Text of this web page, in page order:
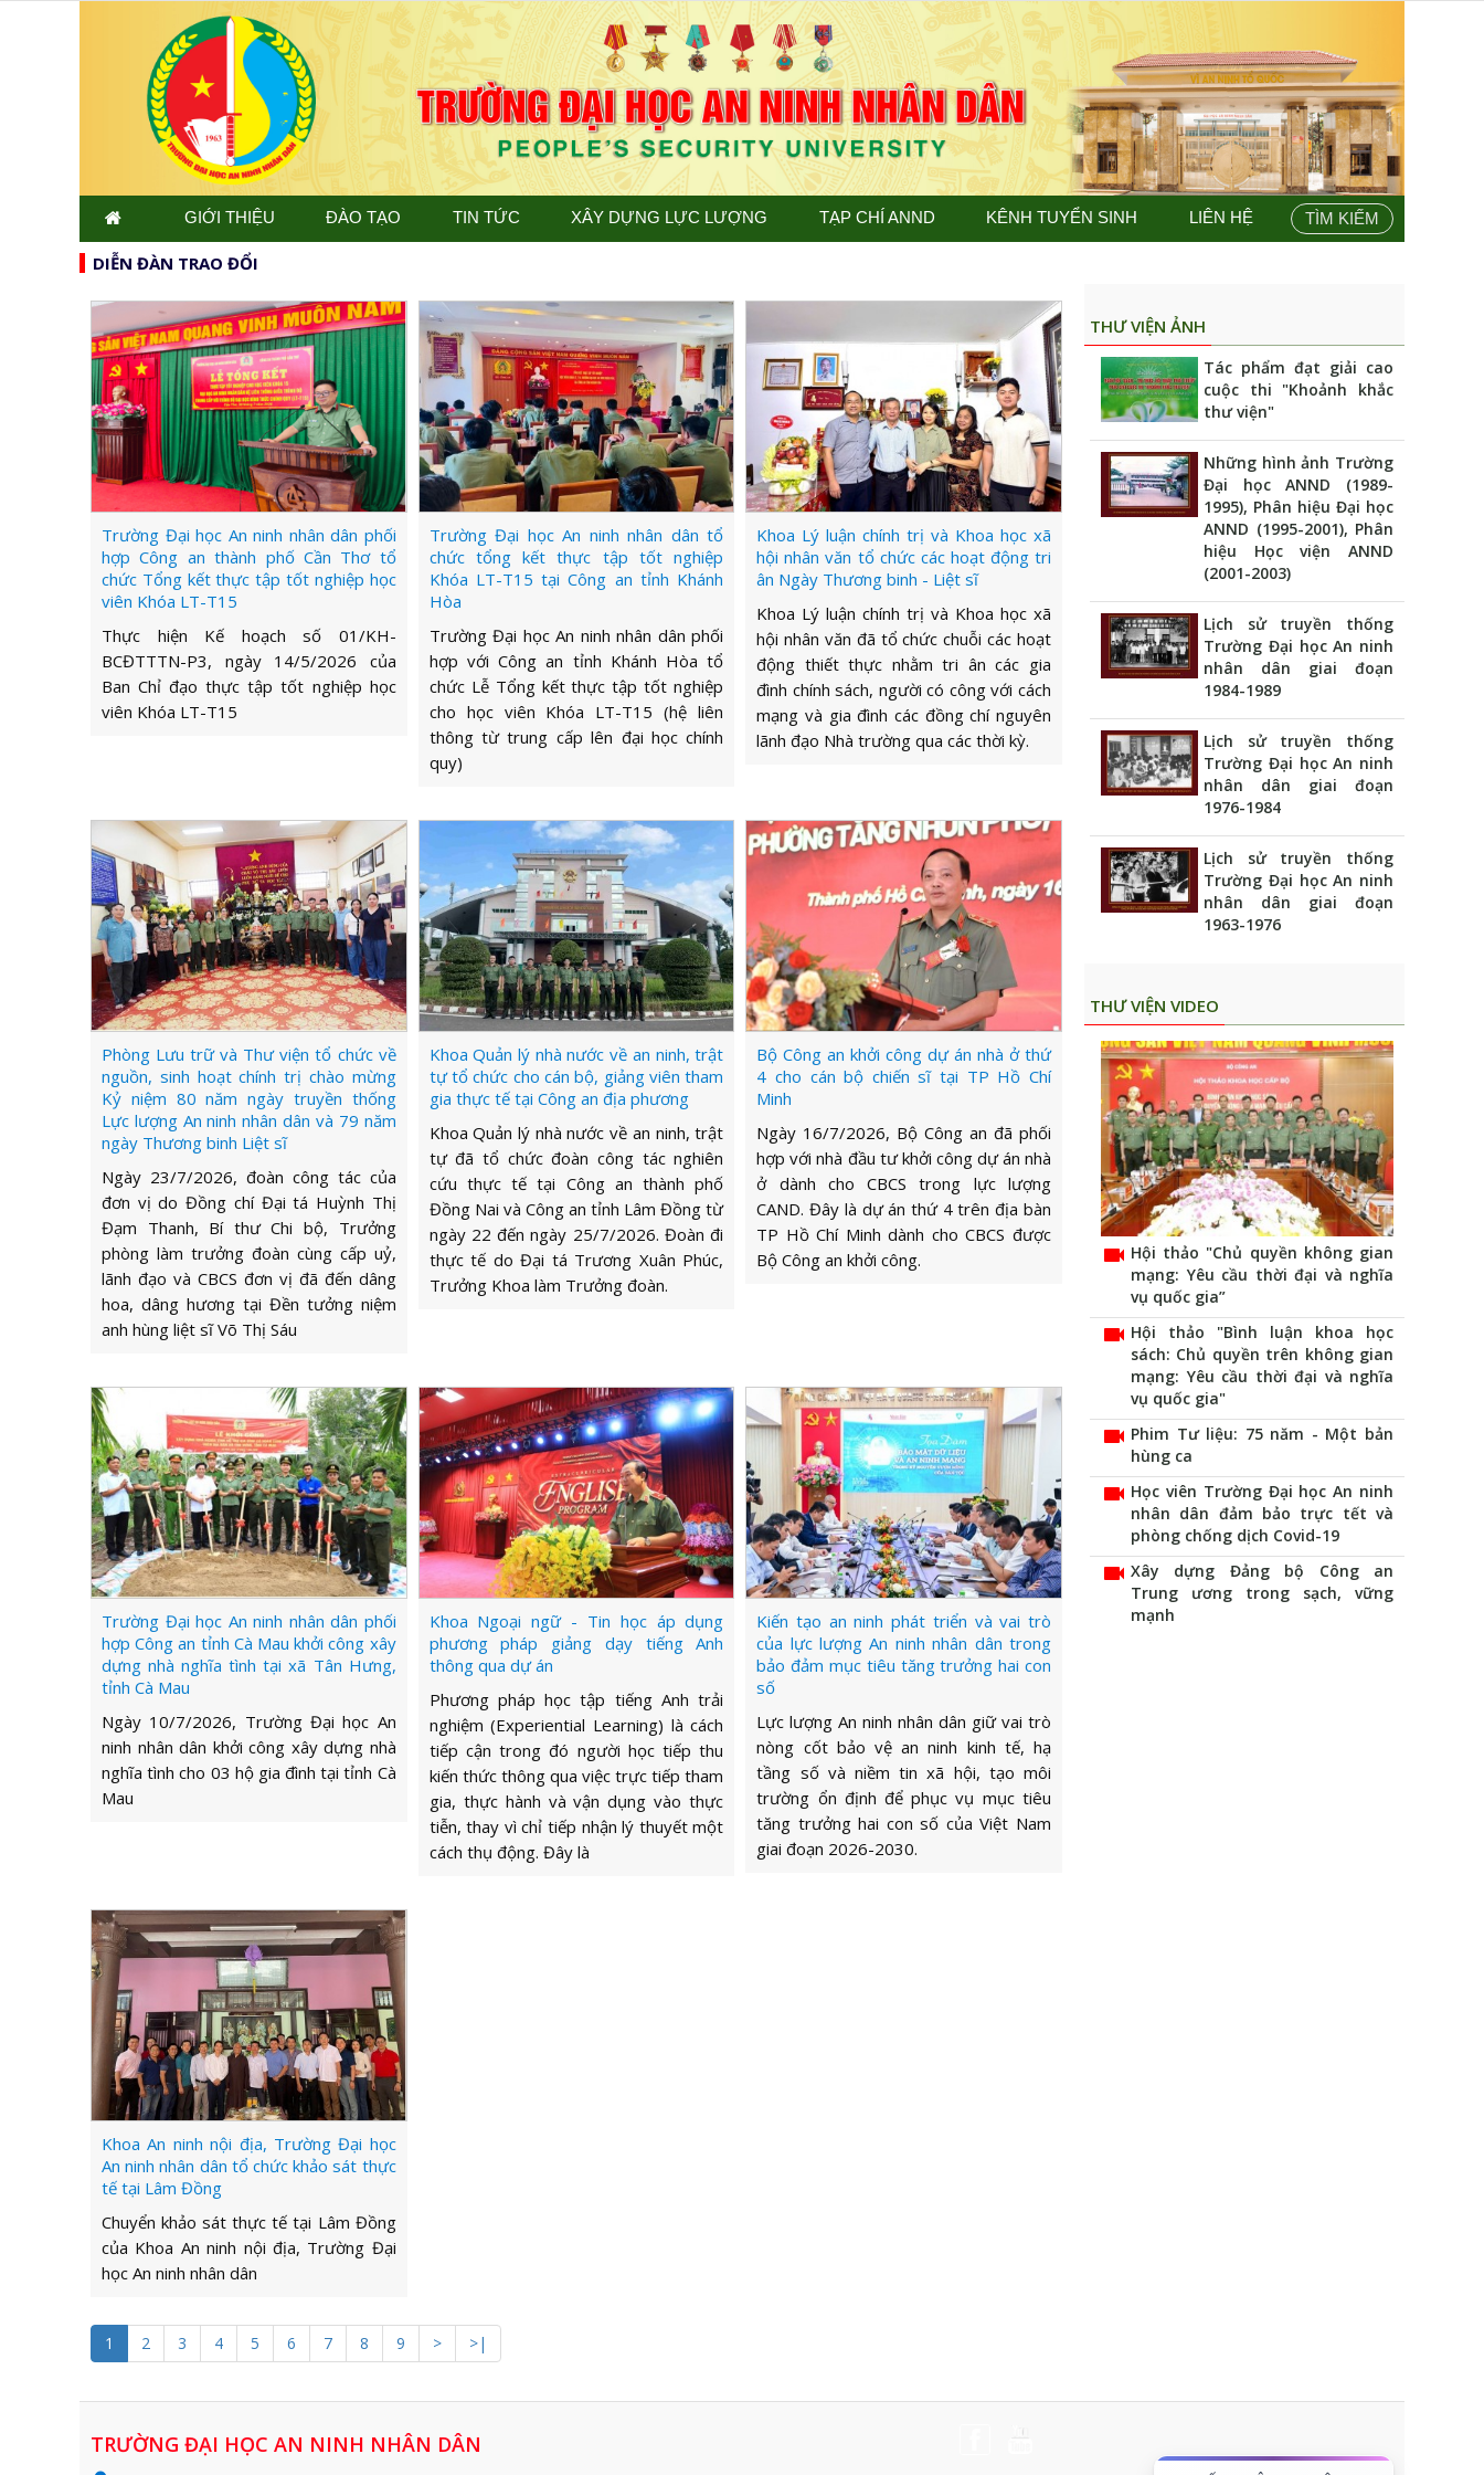
GIỚI THIỆU ĐÀO TẠO TIN TỨC XÂY DỰNG LỰC LƯỢNG TẠP CHÍ ANND KÊNH TUYỂN SINH LIÊN HỆ TÌM KIẾM
DIỄN ĐÀN TRAO ĐỔI
Trường Đại học An ninh nhân dân phối
hợp Công an thành phố Cần Thơ tổ
chức Tổng kết thực tập tốt nghiệp học
viên Khóa LT-T15
Thực hiện Kế hoạch số 01/KH-
BCĐTTTN-P3, ngày 14/5/2026 của
Ban Chỉ đạo thực tập tốt nghiệp học
viên Khóa LT-T15
Trường Đại học An ninh nhân dân tổ
chức tổng kết thực tập tốt nghiệp
Khóa LT-T15 tại Công an tỉnh Khánh
Hòa
Trường Đại học An ninh nhân dân phối
hợp với Công an tỉnh Khánh Hòa tổ
chức Lễ Tổng kết thực tập tốt nghiệp
cho học viên Khóa LT-T15 (hệ liên
thông từ trung cấp lên đại học chính
quy)
Khoa Lý luận chính trị và Khoa học xã
hội nhân văn tổ chức các hoạt động tri
ân Ngày Thương binh - Liệt sĩ
Khoa Lý luận chính trị và Khoa học xã
hội nhân văn đã tổ chức chuỗi các hoạt
động thiết thực nhằm tri ân các gia
đình chính sách, người có công với cách
mạng và gia đình các đồng chí nguyên
lãnh đạo Nhà trường qua các thời kỳ.
Phòng Lưu trữ và Thư viện tổ chức về
nguồn, sinh hoạt chính trị chào mừng
Kỷ niệm 80 năm ngày truyền thống
Lực lượng An ninh nhân dân và 79 năm
ngày Thương binh Liệt sĩ
Ngày 23/7/2026, đoàn công tác của
đơn vị do Đồng chí Đại tá Huỳnh Thị
Đạm Thanh, Bí thư Chi bộ, Trưởng
phòng làm trưởng đoàn cùng cấp uỷ,
lãnh đạo và CBCS đơn vị đã đến dâng
hoa, dâng hương tại Đền tưởng niệm
anh hùng liệt sĩ Võ Thị Sáu
Khoa Quản lý nhà nước về an ninh, trật
tự tổ chức cho cán bộ, giảng viên tham
gia thực tế tại Công an địa phương
Khoa Quản lý nhà nước về an ninh, trật
tự đã tổ chức đoàn công tác nghiên
cứu thực tế tại Công an thành phố
Đồng Nai và Công an tỉnh Lâm Đồng từ
ngày 22 đến ngày 25/7/2026. Đoàn đi
thực tế do Đại tá Trương Xuân Phúc,
Trưởng Khoa làm Trưởng đoàn.
Bộ Công an khởi công dự án nhà ở thứ
4 cho cán bộ chiến sĩ tại TP Hồ Chí
Minh
Ngày 16/7/2026, Bộ Công an đã phối
hợp với nhà đầu tư khởi công dự án nhà
ở dành cho CBCS trong lực lượng
CAND. Đây là dự án thứ 4 trên địa bàn
TP Hồ Chí Minh dành cho CBCS được
Bộ Công an khởi công.
Trường Đại học An ninh nhân dân phối
hợp Công an tỉnh Cà Mau khởi công xây
dựng nhà nghĩa tình tại xã Tân Hưng,
tỉnh Cà Mau
Ngày 10/7/2026, Trường Đại học An
ninh nhân dân khởi công xây dựng nhà
nghĩa tình cho 03 hộ gia đình tại tỉnh Cà
Mau
Khoa Ngoại ngữ - Tin học áp dụng
phương pháp giảng dạy tiếng Anh
thông qua dự án
Phương pháp học tập tiếng Anh trải
nghiệm (Experiential Learning) là cách
tiếp cận trong đó người học tiếp thu
kiến thức thông qua việc trực tiếp tham
gia, thực hành và vận dụng vào thực
tiễn, thay vì chỉ tiếp nhận lý thuyết một
cách thụ động. Đây là
Kiến tạo an ninh phát triển và vai trò
của lực lượng An ninh nhân dân trong
bảo đảm mục tiêu tăng trưởng hai con
số
Lực lượng An ninh nhân dân giữ vai trò
nòng cốt bảo vệ an ninh kinh tế, hạ
tầng số và niềm tin xã hội, tạo môi
trường ổn định để phục vụ mục tiêu
tăng trưởng hai con số của Việt Nam
giai đoạn 2026-2030.
Khoa An ninh nội địa, Trường Đại học
An ninh nhân dân tổ chức khảo sát thực
tế tại Lâm Đồng
Chuyển khảo sát thực tế tại Lâm Đồng
của Khoa An ninh nội địa, Trường Đại
học An ninh nhân dân
1 2 3 4 5 6 7 8 9 > >|
THƯ VIỆN ẢNH
Tác phẩm đạt giải cao
cuộc thi "Khoảnh khắc
thư viện"
Những hình ảnh Trường
Đại học ANND (1989-
1995), Phân hiệu Đại học
ANND (1995-2001), Phân
hiệu Học viện ANND
(2001-2003)
Lịch sử truyền thống
Trường Đại học An ninh
nhân dân giai đoạn
1984-1989
Lịch sử truyền thống
Trường Đại học An ninh
nhân dân giai đoạn
1976-1984
Lịch sử truyền thống
Trường Đại học An ninh
nhân dân giai đoạn
1963-1976
THƯ VIỆN VIDEO
videocam Hội thảo "Chủ quyền không gian
mạng: Yêu cầu thời đại và nghĩa
vụ quốc gia”
videocam Hội thảo "Bình luận khoa học
sách: Chủ quyền trên không gian
mạng: Yêu cầu thời đại và nghĩa
vụ quốc gia"
videocam Phim Tư liệu: 75 năm - Một bản
hùng ca
videocam Học viên Trường Đại học An ninh
nhân dân đảm bảo trực tết và
phòng chống dịch Covid-19
videocam Xây dựng Đảng bộ Công an
Trung ương trong sạch, vững
mạnh
TRƯỜNG ĐẠI HỌC AN NINH NHÂN DÂN